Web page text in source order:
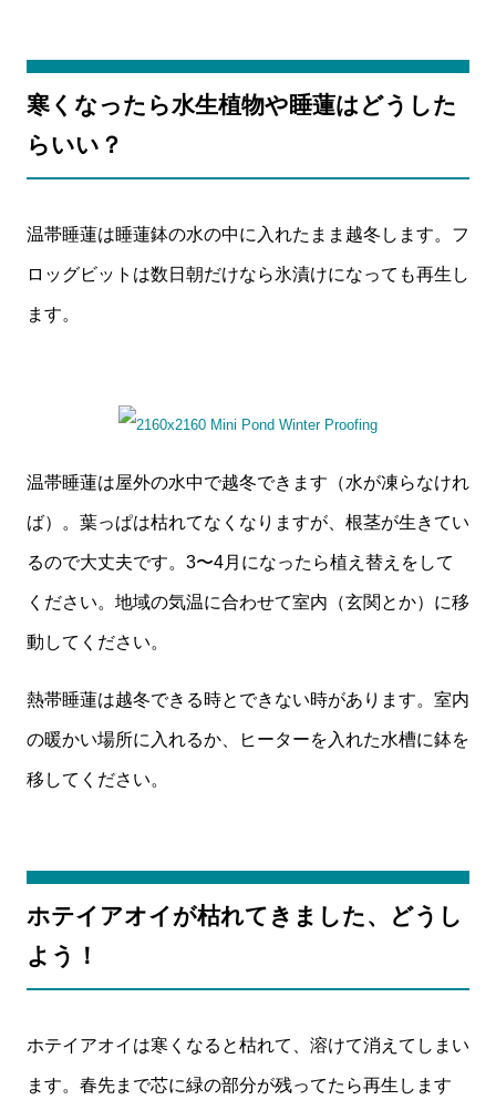
寒くなったら水生植物や睡蓮はどうした
らいい？
温帯睡蓮は睡蓮鉢の水の中に入れたまま越冬します。フ
ロッグビットは数日朝だけなら氷漬けになっても再生し
ます。
温帯睡蓮は屋外の水中で越冬できます（水が凍らなけれ
ば）。葉っぱは枯れてなくなりますが、根茎が生きてい
るので大丈夫です。3〜4月になったら植え替えをして
ください。地域の気温に合わせて室内（玄関とか）に移
動してください。
熱帯睡蓮は越冬できる時とできない時があります。室内
の暖かい場所に入れるか、ヒーターを入れた水槽に鉢を
移してください。
ホテイアオイが枯れてきました、どうし
よう！
ホテイアオイは寒くなると枯れて、溶けて消えてしまい
ます。春先まで芯に緑の部分が残ってたら再生します